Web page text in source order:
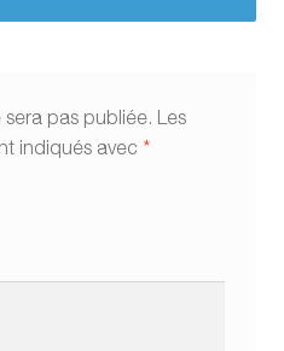
sera pas publiée.
Les
indiqués avec *